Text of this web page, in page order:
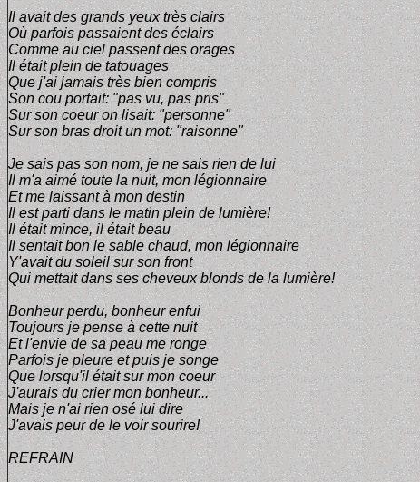
Il avait des grands yeux très clairs
Où parfois passaient des éclairs
Comme au ciel passent des orages
Il était plein de tatouages
Que j'ai jamais très bien compris
Son cou portait: "pas vu, pas pris"
Sur son coeur on lisait: "personne"
Sur son bras droit un mot: "raisonne"
Je sais pas son nom, je ne sais rien de lui
Il m'a aimé toute la nuit, mon légionnaire
Et me laissant à mon destin
Il est parti dans le matin plein de lumière!
Il était mince, il était beau
Il sentait bon le sable chaud, mon légionnaire
Y'avait du soleil sur son front
Qui mettait dans ses cheveux blonds de la lumière!
Bonheur perdu, bonheur enfui
Toujours je pense à cette nuit
Et l'envie de sa peau me ronge
Parfois je pleure et puis je songe
Que lorsqu'il était sur mon coeur
J'aurais du crier mon bonheur...
Mais je n'ai rien osé lui dire
J'avais peur de le voir sourire!
REFRAIN